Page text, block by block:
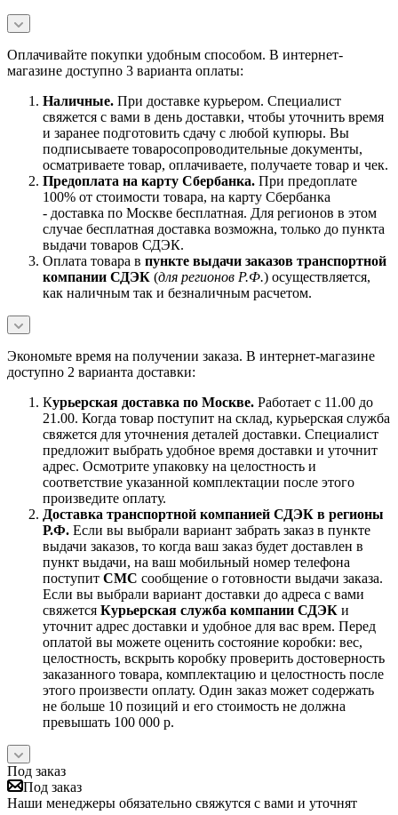
Оплачивайте покупки удобным способом. В интернет-
магазине доступно 3 варианта оплаты:
Наличные. При доставке курьером. Специалист
свяжется с вами в день доставки, чтобы уточнить время
и заранее подготовить сдачу с любой купюры. Вы
подписываете товаросопроводительные документы,
осматриваете товар, оплачиваете, получаете товар и чек.
Предоплата на карту Сбербанка. При предоплате
100% от стоимости товара, на карту Сбербанка
- доставка по Москве бесплатная. Для регионов в этом
случае бесплатная доставка возможна, только до пункта
выдачи товаров СДЭК.
Оплата товара в пункте выдачи заказов транспортной
компании СДЭК (для регионов Р.Ф.) осуществляется,
как наличным так и безналичным расчетом.
Экономьте время на получении заказа. В интернет-магазине
доступно 2 варианта доставки:
Курьерская доставка по Москве. Работает с 11.00 до
21.00. Когда товар поступит на склад, курьерская служба
свяжется для уточнения деталей доставки. Специалист
предложит выбрать удобное время доставки и уточнит
адрес. Осмотрите упаковку на целостность и
соответствие указанной комплектации после этого
произведите оплату.
Доставка транспортной компанией СДЭК в регионы
Р.Ф. Если вы выбрали вариант забрать заказ в пункте
выдачи заказов, то когда ваш заказ будет доставлен в
пункт выдачи, на ваш мобильный номер телефона
поступит СМС сообщение о готовности выдачи заказа.
Если вы выбрали вариант доставки до адреса с вами
свяжется Курьерская служба компании СДЭК и
уточнит адрес доставки и удобное для вас врем. Перед
оплатой вы можете оценить состояние коробки: вес,
целостность, вскрыть коробку проверить достоверность
заказанного товара, комплектацию и целостность после
этого произвести оплату. Один заказ может содержать
не больше 10 позиций и его стоимость не должна
превышать 100 000 р.
Под заказ
Под заказ
Наши менеджеры обязательно свяжутся с вами и уточнят